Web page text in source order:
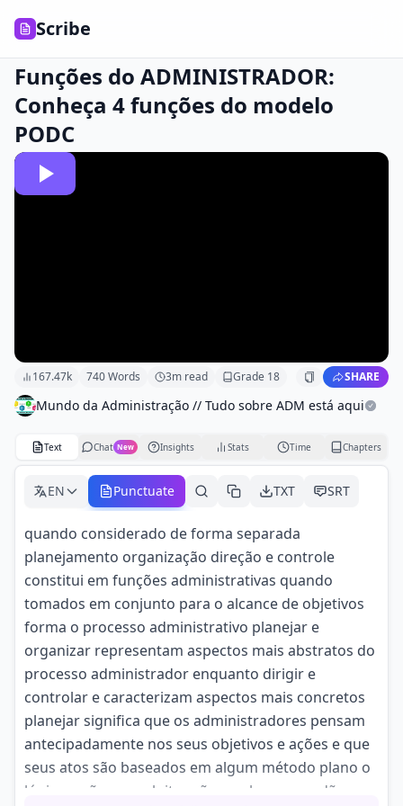
Scribe
Funções do ADMINISTRADOR:
Conheça 4 funções do modelo
PODC
167.47k 740Words 3m read Grade 18 SHARE
Mundo da Administração // Tudo sobre ADM está aqui
Text Chat New Insights Stats Time Chapters
EN Punctuate TXT SRT
quando considerado de forma separada
planejamento organização direção e controle
constitui em funções administrativas quando
tomados em conjunto para o alcance de objetivos
forma o processo administrativo planejar e
organizar representam aspectos mais abstratos do
processo administrador enquanto dirigir e
controlar e caracterizam aspectos mais concretos
planejar significa que os administradores pensam
antecipadamente nos seus objetivos e ações e que
seus atos são baseados em algum método plano o
lógica e não em palpites são os planos que dão a